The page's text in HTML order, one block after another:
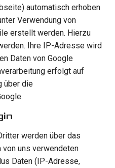
automatisch erhoben
Verwendung von
erstellt werden. Hierzu
Ihre IP-Adresse wird
Daten von Google
erfolgt auf
über die
werden über das
von uns verwendeten
Daten (IP-Adresse,